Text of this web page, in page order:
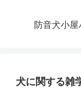
防音犬小
犬に関する雑